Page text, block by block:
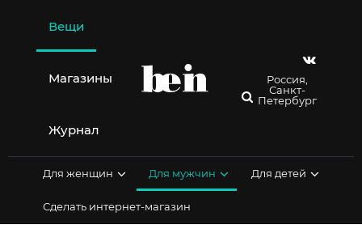
содержимому
Вещи
Магазины
Журнал
Россия,
Санкт-
Петербург
Для женщин Для мужчин Для детей
Сделать интернет-магазин